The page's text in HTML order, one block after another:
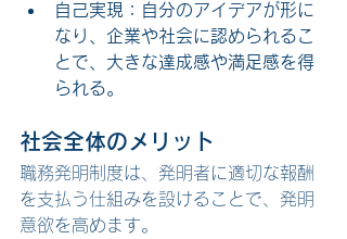
自己実現：自分のアイデアが形に
なり、企業や社会に認められるこ
とで、大きな達成感や満足感を得
られる。
社会全体のメリット
職務発明制度は、発明者に適切な報酬
を支払う仕組みを設けることで、発明
意欲を高めます。